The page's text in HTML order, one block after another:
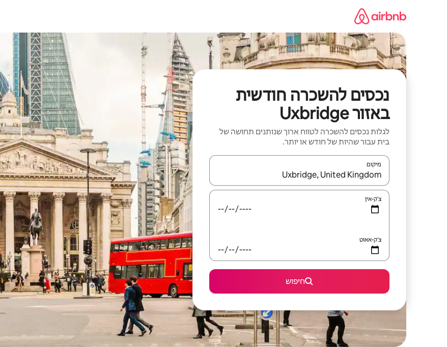
נכסים להשכרה חודשית
באזור Uxbridge
לגלות נכסים להשכרה לטווח ארוך שנותנים תחושה של
בית עבור שהיות של חודש או יותר.
מיקום
כאשר התוצאות יהיו זמינות, יש לנווט עם מקשי החיצים למעלה ולמטה או לעיין בעזרת תנועות מגע או החלקה.
צ'ק-אין
צ'ק-אאוט
חיפוש